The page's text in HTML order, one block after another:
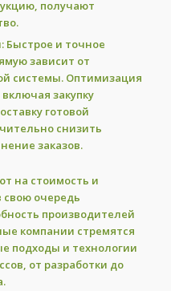
получают
Быстрое и точное
зависит от
системы. Оптимизация
закупку
готовой
снизить
заказов.
на стоимость и
свою очередь
производителей
компании стремятся
подходы и технологии
от разработки до